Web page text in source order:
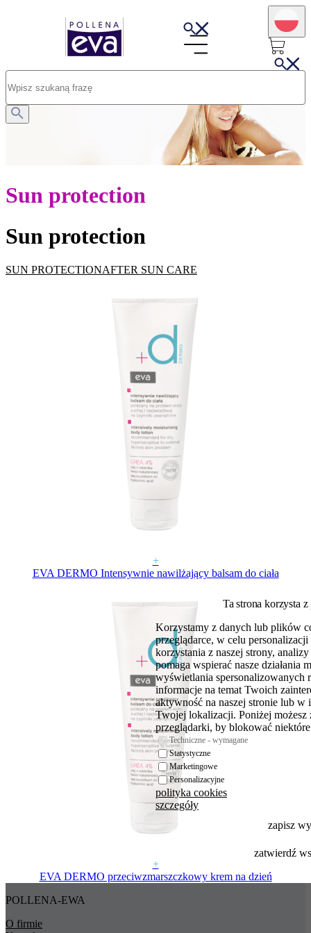
Sun protection
Sun protection
SUN PROTECTIONAFTER SUN CARE
+
EVA DERMO Intensywnie nawilżający balsam do ciała
+
EVA DERMO przeciwzmarszczkowy krem na dzień
Ta strona korzysta
Korzystamy z danych lub plików
przeglądarce, w celu
korzystania z naszej strony,
pomaga wspierać nasze działania
wyświetlania spersonalizowanych
informacje na temat Twoich
aktywność na naszej stronie lub
Twojej lokalizacji. Poniżej możesz
przeglądarki, by blokować
Techniczne - wymagane
Statystyczne
Marketingowe
Personalizacyjne
polityka cookies
szczegóły
zapisz
zatwierdź
POLLENA-EWA
O firmie